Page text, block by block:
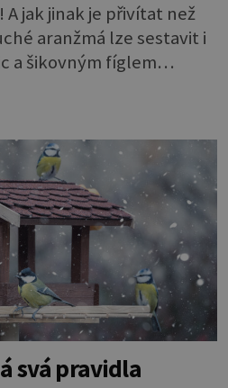
jak jinak je přivítat než
aranžmá lze sestavit i
a šikovným fíglem
působil jako dílo
listy
štěrk.Díky úpravě
svá pravidla